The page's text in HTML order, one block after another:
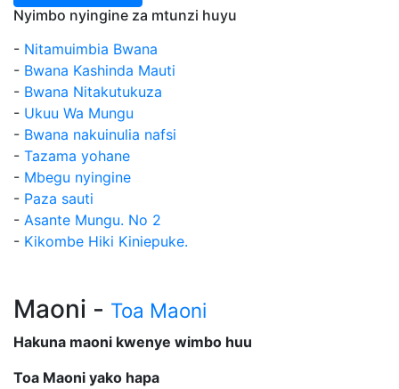
Nyimbo nyingine za mtunzi huyu
- Nitamuimbia Bwana
- Bwana Kashinda Mauti
- Bwana Nitakutukuza
- Ukuu Wa Mungu
- Bwana nakuinulia nafsi
- Tazama yohane
- Mbegu nyingine
- Paza sauti
- Asante Mungu. No 2
- Kikombe Hiki Kiniepuke.
Maoni - Toa Maoni
Hakuna maoni kwenye wimbo huu
Toa Maoni yako hapa